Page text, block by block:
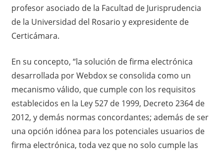
profesor asociado de la Facultad de Jurisprudencia
de la Universidad del Rosario y expresidente de
Certicámara.
En su concepto, “la solución de firma electrónica
desarrollada por Webdox se consolida como un
mecanismo válido, que cumple con los requisitos
establecidos en la Ley 527 de 1999, Decreto 2364 de
2012, y demás normas concordantes; además de ser
una opción idónea para los potenciales usuarios de
firma electrónica, toda vez que no solo cumple las